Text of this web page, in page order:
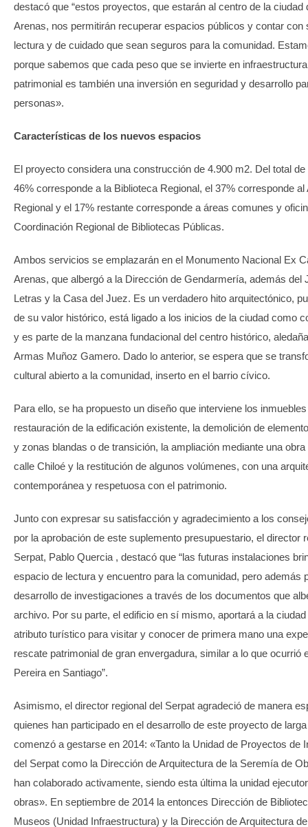
destacó que “estos proyectos, que estarán al centro de la ciudad
Arenas, nos permitirán recuperar espacios públicos y contar con
lectura y de cuidado que sean seguros para la comunidad.
porque sabemos que cada peso que se invierte en
patrimonial es también una inversión en seguridad y desarrollo
personas».
Características de los nuevos espacios
El proyecto considera una construcción de 4.900 m2. Del total
46% corresponde a la Biblioteca Regional, el 37% corresponde al
Regional y el 17% restante corresponde a áreas comunes y
Coordinación Regional de Bibliotecas Públicas.
Ambos servicios se emplazarán en el Monumento Nacional Ex
Arenas, que albergó a la Dirección de Gendarmería, además del
Letras y la Casa del Juez. Es un verdadero hito arquitectónico,
de su valor histórico, está ligado a los inicios de la ciudad como
y es parte de la manzana fundacional del centro histórico,
Armas Muñoz Gamero. Dado lo anterior, se espera que se
cultural abierto a la comunidad, inserto en el barrio cívico.
Para ello, se ha propuesto un diseño que interviene los
restauración de la edificación existente, la demolición de
y zonas blandas o de transición, la ampliación mediante una
calle Chiloé y la restitución de algunos volúmenes, con una
contemporánea y respetuosa con el patrimonio.
Junto con expresar su satisfacción y agradecimiento a los
por la aprobación de este suplemento presupuestario, el director
Serpat, Pablo Quercia , destacó que “las futuras instalaciones
espacio de lectura y encuentro para la comunidad, pero además
desarrollo de investigaciones a través de los documentos que
archivo. Por su parte, el edificio en sí mismo, aportará a la
atributo turístico para visitar y conocer de primera mano una
rescate patrimonial de gran envergadura, similar a lo que ocurrió
Pereira en Santiago”.
Asimismo, el director regional del Serpat agradeció de manera
quienes han participado en el desarrollo de este proyecto de
comenzó a gestarse en 2014: «Tanto la Unidad de Proyectos de
del Serpat como la Dirección de Arquitectura de la Seremía de
han colaborado activamente, siendo esta última la unidad
obras». En septiembre de 2014 la entonces Dirección de
Museos (Unidad Infraestructura) y la Dirección de Arquitectura